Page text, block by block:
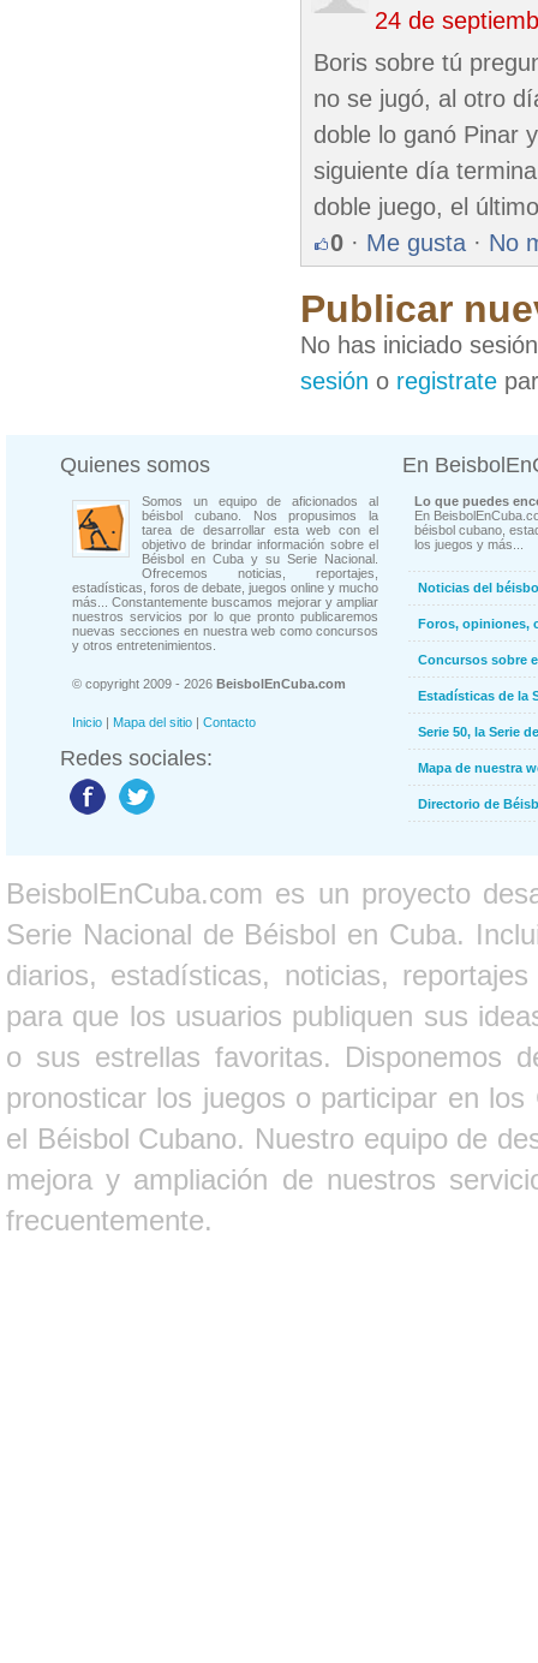
24 de
Boris sobre tú
no se jugó, al otro
doble lo ganó Pinar
siguiente día
doble juego, el
0 · Me gusta · No
Publicar
No has iniciado
sesión o registrate
Quienes somos
Somos un equipo de aficionados al
béisbol cubano. Nos propusimos la
tarea de desarrollar esta web con el
objetivo de brindar información sobre el
Béisbol en Cuba y su Serie Nacional.
Ofrecemos noticias, reportajes,
estadísticas, foros de debate, juegos online y mucho
más... Constantemente buscamos mejorar y ampliar
nuestros servicios por lo que pronto publicaremos
nuevas secciones en nuestra web como concursos
y otros entretenimientos.
© copyright 2009 - 2026 BeisbolEnCuba.com
Inicio | Mapa del sitio | Contacto
Redes sociales:
En
Lo que puedes
En
béisbol cubano,
los juegos y más...
Noticias del
Foros, opiniones,
Concursos sobre
Estadísticas de la
Serie 50, la Serie
Mapa de nuestra
Directorio de
BeisbolEnCuba.com es un proyecto
Serie Nacional de Béisbol en Cuba.
diarios, estadísticas, noticias,
para que los usuarios publiquen sus
o sus estrellas favoritas. Disponemos
pronosticar los juegos o participar en
el Béisbol Cubano. Nuestro equipo de
mejora y ampliación de nuestros
frecuentemente.